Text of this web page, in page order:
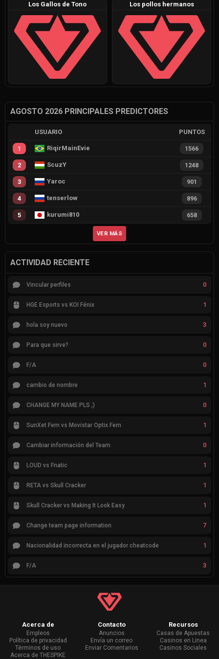
Los Gallos de Tono Los pollos hermanos
AGOSTO 2026 PRINCIPALES PREDICTORES
USUARIO PUNTOS
1 RiqirMainEvie 1566
2 ScuzY 1248
3 Yaroc 901
4 tenserlow 896
5 kurumi810 658
VER MÁS
ACTIVIDAD RECIENTE
Vincular perfiles 0
HGE Esports vs KOI Fénix 1
hola soy nuevo 3
Para que sirve? 0
F/A 0
cambio de nombre 1
CHANGE MY NAME PLS ;) 0
SunXet Fem vs Movistar Optix Fem 1
Cambiar información del Team 0
LOUD vs Fnatic 1
RETA vs Skull Cracker 1
Skull Cracker vs Making It Look Easy 1
Change team page information 7
Nacionalidad incorrecta en el jugador cheatcode 1
F/A 3
Acerca de
Empleos
Política de privacidad
Términos de uso
Acerca de THESPIKE
Contacto
Anuncios
Envía un correo
Enviar Comentarios
Recursos
Casas de Apuestas
Casinos en Linea
Casinos Sociales